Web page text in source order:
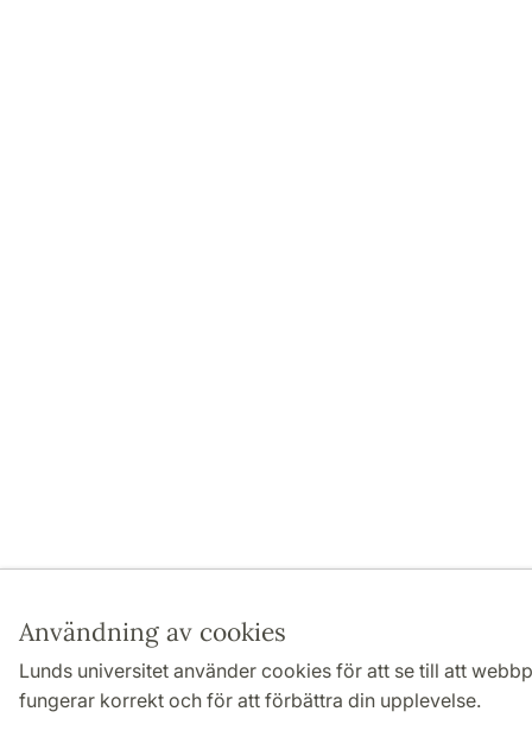
Användning av cookies
Lunds universitet använder cookies för att se till att
fungerar korrekt och för att förbättra din upplevelse.